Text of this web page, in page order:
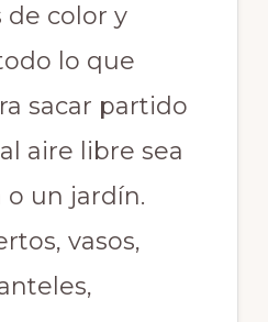
de color y
lo que
sacar partido
aire libre sea
o un jardín.
vasos,